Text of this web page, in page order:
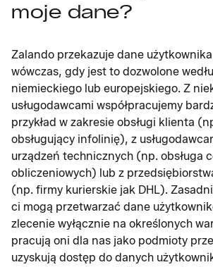
moje dane?
Zalando przekazuje dane
wówczas, gdy jest to dozwolone
niemieckiego lub europejskiego. Z
usługodawcami współpracujemy
przykład w zakresie obsługi klienta
obsługujący infolinię), z
urządzeń technicznych (np. obsługa
obliczeniowych) lub z
(np. firmy kurierskie jak DHL).
ci mogą przetwarzać dane
zlecenie wyłącznie na określonych
pracują oni dla nas jako podmioty
uzyskują dostęp do danych